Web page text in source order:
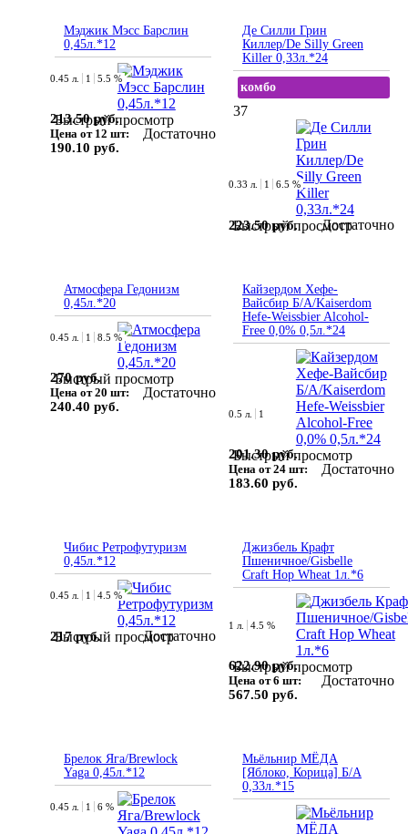
Мэджик Мэсс Барслин
0,45л.*12
Быстрый просмотр
0.45 л. 1 5.5 %
213.50 руб.
Цена от 12 шт:
190.10 руб.
Достаточно
Де Силли Грин
Киллер/De Silly Green
Killer 0,33л.*24
комбо
37
Быстрый просмотр
0.33 л. 1 6.5 %
223.50 руб. Достаточно
Атмосфера Гедонизм
0,45л.*20
Быстрый просмотр
0.45 л. 1 8.5 %
270 руб.
Цена от 20 шт:
240.40 руб.
Достаточно
Кайзердом Хефе-
Вайсбир Б/А/Kaiserdom
Hefe-Weissbier Alcohol-
Free 0,0% 0,5л.*24
Быстрый просмотр
0.5 л. 1
201.30 руб.
Цена от 24 шт:
183.60 руб.
Достаточно
Чибис Ретрофутуризм
0,45л.*12
Быстрый просмотр
0.45 л. 1 4.5 %
217 руб. Достаточно
Джизбель Крафт
Пшеничное/Gisbelle
Craft Hop Wheat 1л.*6
Быстрый просмотр
1 л. 4.5 %
622.90 руб.
Цена от 6 шт:
567.50 руб.
Достаточно
Брелок Яга/Brewlock
Yaga 0,45л.*12
0.45 л. 1 6 %
Мьёльнир МЁДА
[Яблоко, Корица] Б/А
0,33л.*15